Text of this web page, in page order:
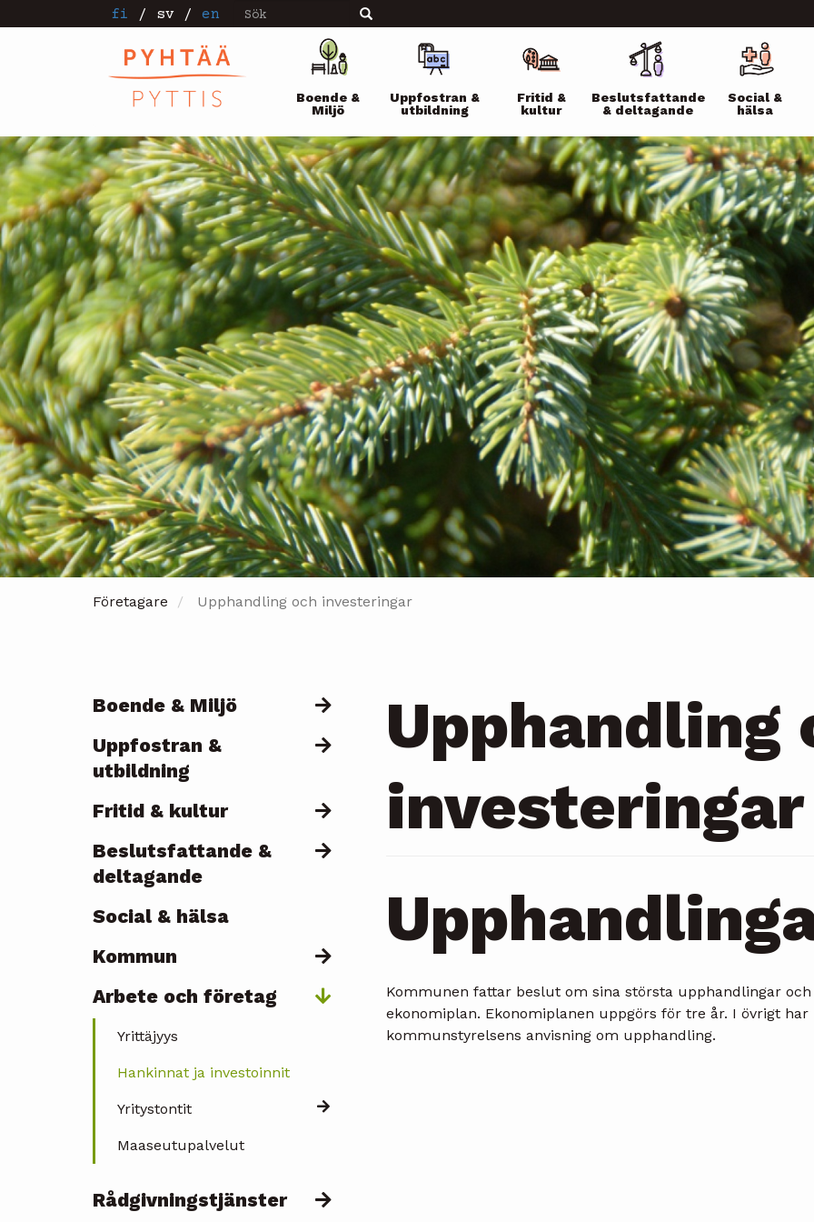
till
fi / sv / en Sök Sök
Päävalikko
Boende &
Miljö
Uppfostran &
utbildning
Fritid &
kultur
Beslutsfattande
& deltagande
Social &
hälsa
Företagare Upphandling och investeringar
Päävalikko
Boende & Miljö
Uppfostran &
utbildning
Fritid & kultur
Beslutsfattande &
deltagande
Social & hälsa
Kommun
Arbete och företag
Yrittäjyys
Hankinnat ja investoinnit
Yritystontit
Maaseutupalvelut
Rådgivningstjänster
Upphandling
investeringar
Kommunen fattar beslut om sina största upphandlingar
ekonomiplan. Ekonomiplanen uppgörs för tre år. I övrigt
kommunstyrelsens anvisning om upphandling.